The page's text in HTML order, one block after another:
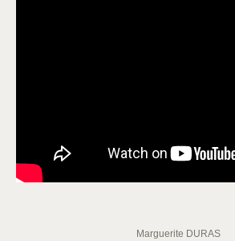
Marguerite DURAS